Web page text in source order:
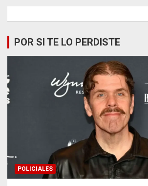
POR SI TE LO PERDISTE
POLICIALES